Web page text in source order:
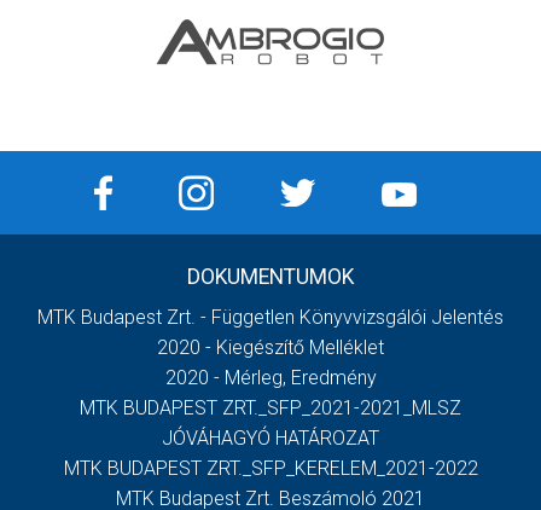
DOKUMENTUMOK
MTK Budapest Zrt. - Független Könyvvizsgálói Jelentés
2020 - Kiegészítő Melléklet
2020 - Mérleg, Eredmény
MTK BUDAPEST ZRT._SFP_2021-2021_MLSZ
JÓVÁHAGYÓ HATÁROZAT
MTK BUDAPEST ZRT._SFP_KERELEM_2021-2022
MTK Budapest Zrt. Beszámoló 2021